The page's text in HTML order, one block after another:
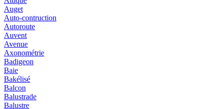
Auget
Auto-contruction
Autoroute
Auvent
Avenue
Axonométrie
Badigeon
Baie
Bakélisé
Balcon
Balustrade
Balustre